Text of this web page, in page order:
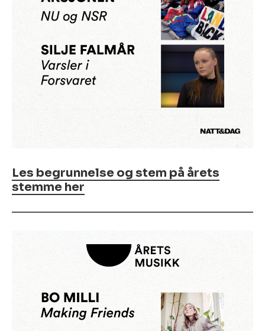
Les begrunnelse og stem på årets
stemme her